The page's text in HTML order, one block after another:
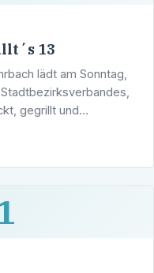
13
lädt am Sonntag,
gegrillt und